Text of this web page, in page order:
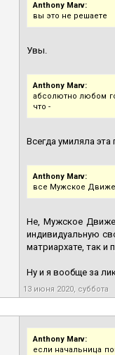
Anthony Marv:
вы это не решаете
Увы.
Anthony Marv:
абсолютно любом
что -
Всегда умиляла
Anthony Marv:
все Мужское
Не, Мужское
индивидуальную
матриархате, так и
Ну и я вообще за
13 июня 2020, суббота
Anthony Marv:
если начальница